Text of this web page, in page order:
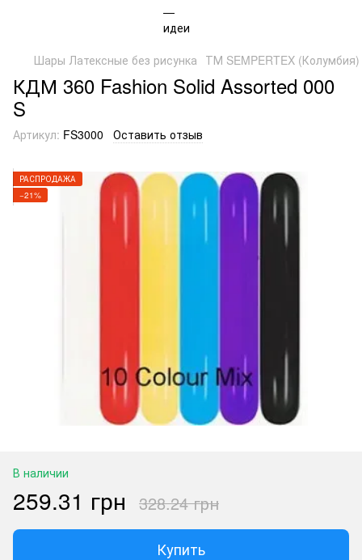
Шары Латексные без рисунка ТМ SEMPERTEX (Колумбия)
КДМ 360 Fashion Solid Assorted 000
S
Артикул: FS3000 Оставить отзыв
РАСПРОДАЖА
−21%
В наличии
259.31 грн 328.24 грн
Купить